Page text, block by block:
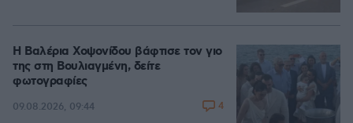
Η Βαλέρια Χοψονίδου βάφτισε τον γιο
της στη Βουλιαγμένη, δείτε
φωτογραφίες
09.08.2026, 09:44 4